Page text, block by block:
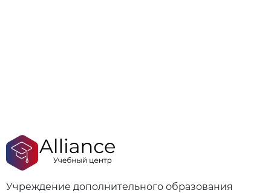
Учреждение дополнительного образования